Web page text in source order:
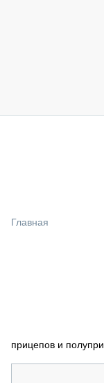
СПЕЦПРОЕКТЫ
Главная
прицепов и